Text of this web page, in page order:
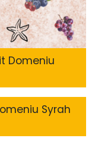
Domeniu
Syrah